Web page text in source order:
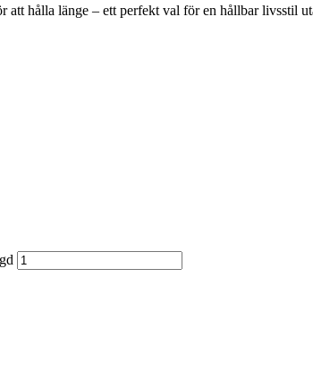
att hålla länge – ett perfekt val för en hållbar livsstil